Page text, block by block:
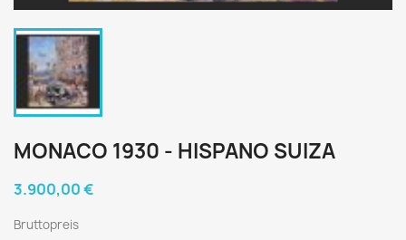
MONACO 1930 - HISPANO SUIZA
3.900,00 €
Bruttopreis